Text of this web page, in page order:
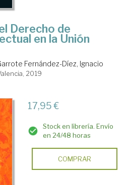
Derecho de
en la Unión
Fernández-Díez, Ignacio
2019
17,95 €
Stock en librería. Envío
en 24/48 horas
COMPRAR